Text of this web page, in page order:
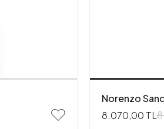
Norenzo
8.070,00 TL